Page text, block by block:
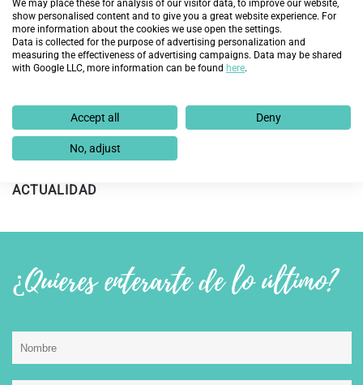
Fundación Endesa y Fundación Integra prevén
mejorar la empleabilidad de 60 personas en
exclusión social en Aragón con la nueva edición del
19 de febrero de 2025
DESCUBRE MÁS
ACTUALIDAD
¿Quieres enterarte de lo último?
We may place these for analysis of our visitor data, to improve our website,
show personalised content and to give you a great website experience. For
more information about the cookies we use open the settings.
Data is collected for the purpose of advertising personalization and
measuring the effectiveness of advertising campaigns. Data may be shared
with Google LLC, more information can be found here.
Accept all Deny
No, adjust